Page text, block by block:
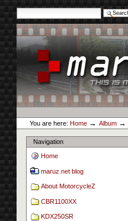
Advanced Search…
Skip
to
content.
navigation
maruz.net
Personal
tools
You are here: Home → Album →
Navigation
Home
maruz.net blog
About MotorcycleZ
CBR1100XX
KDX250SR